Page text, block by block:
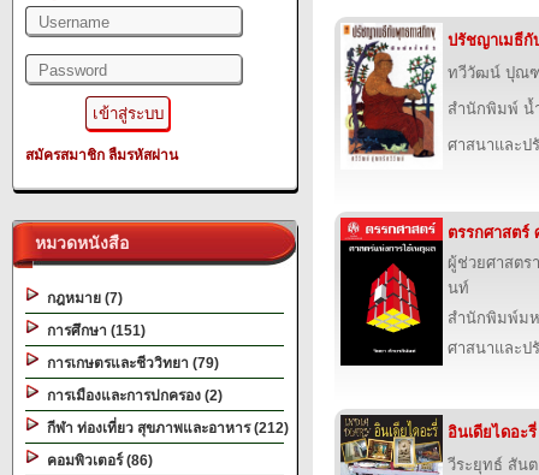
สมัครสมาชิก ลืมรหัสผ่าน
หมวดหนังสือ
กฎหมาย (7)
การศึกษา (151)
การเกษตรและชีววิทยา (79)
การเมืองและการปกครอง (2)
กีฬา ท่องเที่ยว สุขภาพและอาหาร (212)
คอมพิวเตอร์ (86)
ปรัชญาเมธี
ทวีวัฒน์ ปุณ
สำนักพิมพ์ น้
ศาสนาและป
ตรรกศาสตร์
ผู้ช่วยศาสตร
นท์
สำนักพิมพ์มห
ศาสนาและป
อินเดียไดอะรี่
วีระยุทธ์ สัน